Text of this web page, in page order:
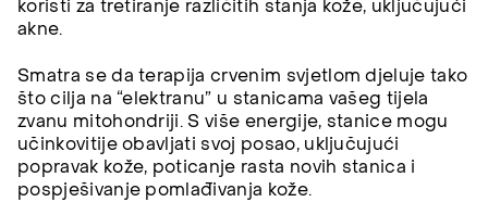
koristi za tretiranje različitih stanja kože, uključujući
akne.
Smatra se da terapija crvenim svjetlom djeluje tako
što cilja na “elektranu” u stanicama vašeg tijela
zvanu mitohondriji. S više energije, stanice mogu
učinkovitije obavljati svoj posao, uključujući
popravak kože, poticanje rasta novih stanica i
pospješivanje pomlađivanja kože.